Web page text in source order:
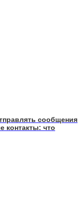
сообщения
контакты: что